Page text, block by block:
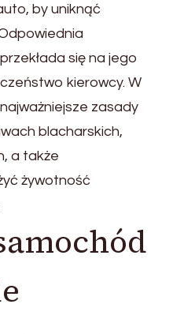
by uniknąć
się na jego
kierowcy. W
zasady
blacharskich,
a także
żywotność